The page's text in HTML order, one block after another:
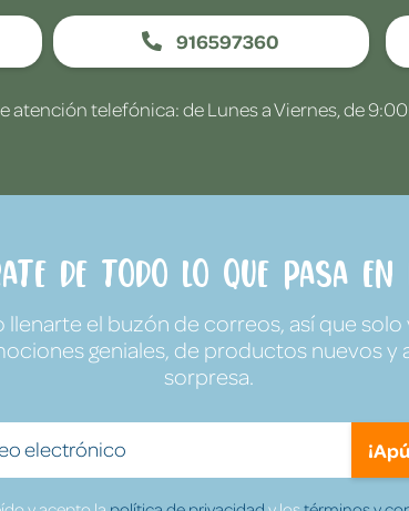
916597360
atención telefónica: de Lunes a Viernes, de
de todo lo que pasa en
el buzón de correos, así que solo
geniales, de productos nuevos y
sorpresa.